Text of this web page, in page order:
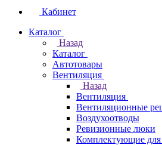
Кабинет
Каталог
Назад
Каталог
Автотовары
Вентиляция
Назад
Вентиляция
Вентиляционные
Воздухоотводы
Ревизионные люки
Комплектующие для